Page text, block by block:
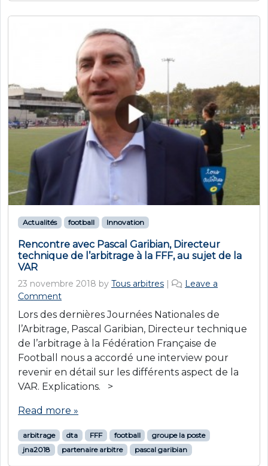
Actualités football Innovation
Rencontre avec Pascal Garibian, Directeur
technique de l’arbitrage à la FFF, au sujet de la
VAR
23 novembre 2018 by Tous arbitres |
Leave a
Comment
Lors des dernières Journées Nationales de
l’Arbitrage, Pascal Garibian, Directeur technique
de l’arbitrage à la Fédération Française de
Football nous a accordé une interview pour
revenir en détail sur les différents aspect de la
VAR. Explications. >
Read more »
arbitrage dta FFF football
groupe la poste
jna2018
partenaire arbitre pascal garibian